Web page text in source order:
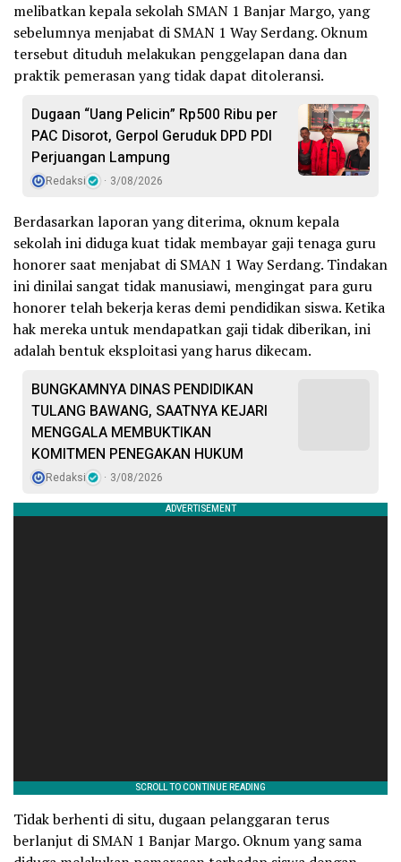
melibatkan kepala sekolah SMAN 1 Banjar Margo, yang
sebelumnya menjabat di SMAN 1 Way Serdang. Oknum
tersebut dituduh melakukan penggelapan dana dan
praktik pemerasan yang tidak dapat ditoleransi.
Dugaan “Uang Pelicin” Rp500 Ribu per
PAC Disorot, Gerpol Geruduk DPD PDI
Perjuangan Lampung
Redaksi 3/08/2026
Berdasarkan laporan yang diterima, oknum kepala
sekolah ini diduga kuat tidak membayar gaji tenaga guru
honorer saat menjabat di SMAN 1 Way Serdang. Tindakan
ini dinilai sangat tidak manusiawi, mengingat para guru
honorer telah bekerja keras demi pendidikan siswa. Ketika
hak mereka untuk mendapatkan gaji tidak diberikan, ini
adalah bentuk eksploitasi yang harus dikecam.
BUNGKAMNYA DINAS PENDIDIKAN
TULANG BAWANG, SAATNYA KEJARI
MENGGALA MEMBUKTIKAN
KOMITMEN PENEGAKAN HUKUM
Redaksi 3/08/2026
Tidak berhenti di situ, dugaan pelanggaran terus
berlanjut di SMAN 1 Banjar Margo. Oknum yang sama